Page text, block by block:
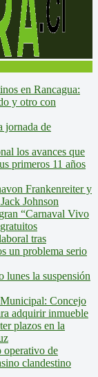
en Rancagua:
y otro con
jornada de
los avances que
primeros 11 años
Frankenreiter y
Johnson
“Carnaval Vivo
tras
un problema serio
la suspensión
Concejo
adquirir inmueble
plazos en la
operativo de
clandestino